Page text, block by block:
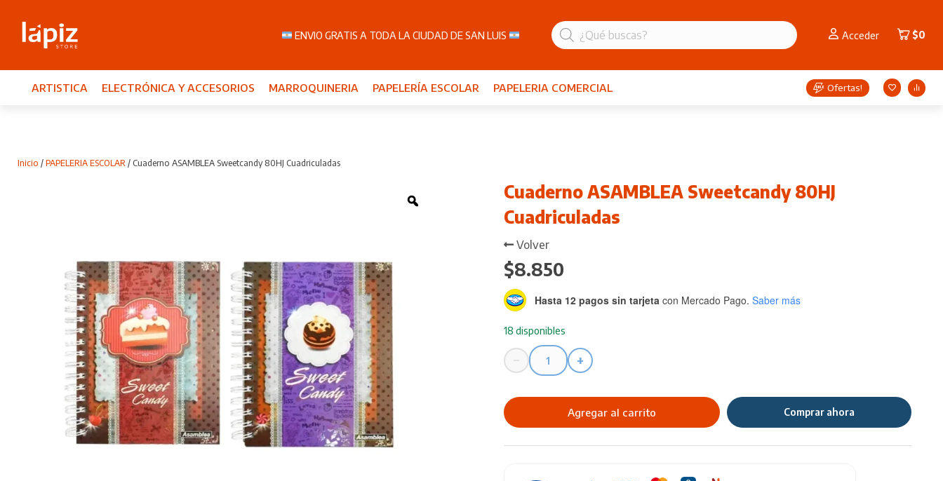
Búsqueda
de
productos
Acceder $0
ENVIO GRATIS A TODA LA CIUDAD DE SAN LUIS
ARTISTICA ELECTRÓNICA Y ACCESORIOS MARROQUINERIA PAPELERÍA ESCOLAR PAPELERIA COMERCIAL Ofertas!
Inicio / PAPELERIA ESCOLAR / Cuaderno ASAMBLEA Sweetcandy 80HJ Cuadriculadas
Cuaderno ASAMBLEA Sweetcandy 80HJ
Cuadriculadas
Volver
$8.850
18 disponibles
Hasta 12 pagos sin tarjeta con Mercado Pago. Saber más
−
Cuaderno
Sweetcandy
80HJ
+
Agregar al carrito Comprar ahora